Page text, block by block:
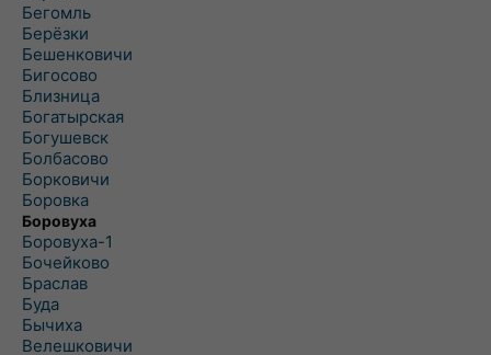
Бегомль
Берёзки
Бешенковичи
Бигосово
Близница
Богатырская
Богушевск
Болбасово
Борковичи
Боровка
Боровуха
Боровуха-1
Бочейково
Браслав
Буда
Бычиха
Велешковичи